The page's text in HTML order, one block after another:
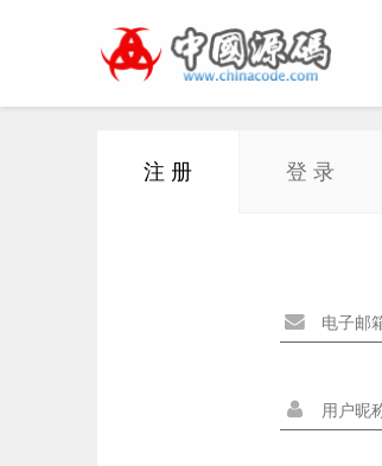
注 册 登 录